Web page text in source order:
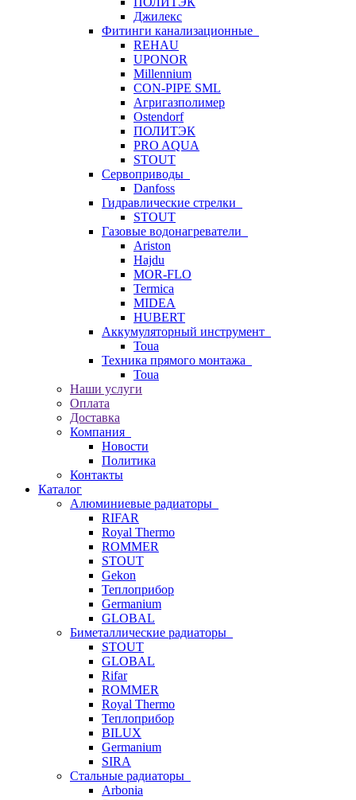
Джилекс
Фитинги канализационные
REHAU
UPONOR
Millennium
CON-PIPE SML
Агригазполимер
Ostendorf
ПОЛИТЭК
PRO AQUA
STOUT
Сервоприводы
Danfoss
Гидравлические стрелки
STOUT
Газовые водонагреватели
Ariston
Hajdu
MOR-FLO
Termica
MIDEA
HUBERT
Аккумуляторный инструмент
Toua
Техника прямого монтажа
Toua
Наши услуги
Оплата
Доставка
Компания
Новости
Политика
Контакты
Каталог
Алюминиевые радиаторы
RIFAR
Royal Thermo
ROMMER
STOUT
Gekon
Теплоприбор
Germanium
GLOBAL
Биметаллические радиаторы
STOUT
GLOBAL
Rifar
ROMMER
Royal Thermo
Теплоприбор
BILUX
Germanium
SIRA
Стальные радиаторы
Arbonia